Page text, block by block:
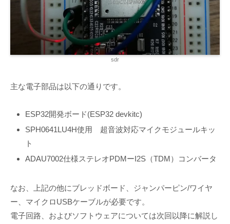
sdr
主な電子部品は以下の通りです。
ESP32開発ボード(ESP32 devkitc)
SPH0641LU4H使用 超音波対応マイクモジュールキッ
ト
ADAU7002仕様ステレオPDMーI2S（TDM）コンバータ
なお、上記の他にブレッドボード、ジャンパーピン/ワイヤ
ー、マイクロUSBケーブルが必要です。
電子回路、およびソフトウェアについては次回以降に解説し